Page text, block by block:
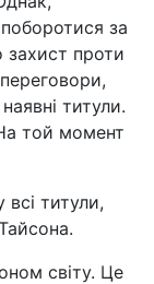
за
захист проти
титули.
той момент
титули,
світу. Це